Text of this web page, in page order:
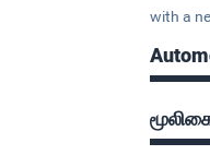
with a